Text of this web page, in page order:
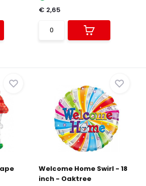
€ 2,65
Welcome Home Swirl - 18
inch - Oaktree